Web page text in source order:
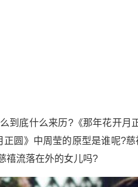
到底什么来历?《那年花开月
圆》中周莹的原型是谁呢?
禧流落在外的女儿吗?